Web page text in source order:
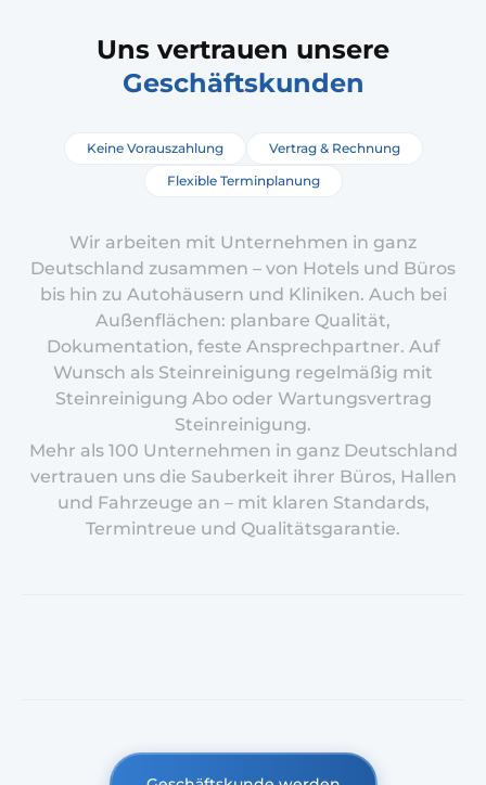
Uns vertrauen unsere
Geschäftskunden
Keine Vorauszahlung
Vertrag & Rechnung
Flexible Terminplanung
Wir arbeiten mit Unternehmen in ganz
Deutschland zusammen – von Hotels und Büros
bis hin zu Autohäusern und Kliniken. Auch bei
Außenflächen: planbare Qualität,
Dokumentation, feste Ansprechpartner. Auf
Wunsch als Steinreinigung regelmäßig mit
Steinreinigung Abo oder Wartungsvertrag
Steinreinigung.
Mehr als 100 Unternehmen in ganz Deutschland
vertrauen uns die Sauberkeit ihrer Büros, Hallen
und Fahrzeuge an – mit klaren Standards,
Termintreue und Qualitätsgarantie.